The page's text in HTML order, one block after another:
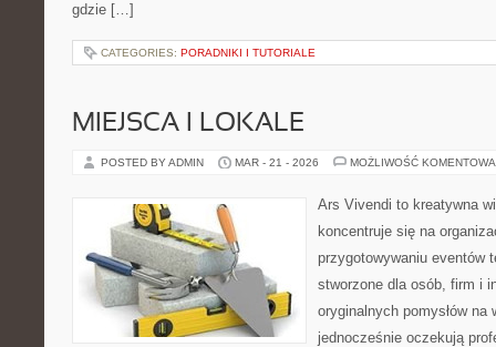
gdzie […]
CATEGORIES: PORADNIKI I TUTORIALE
MIEJSCA I LOKALE
POSTED BY ADMIN MAR - 21 - 2026 MOŻLIWOŚĆ
Ars Vivendi to kreatywna
koncentruje się na
przygotowywaniu eventów
stworzone dla osób, firm i
oryginalnych pomysłów na
jednocześnie oczekują